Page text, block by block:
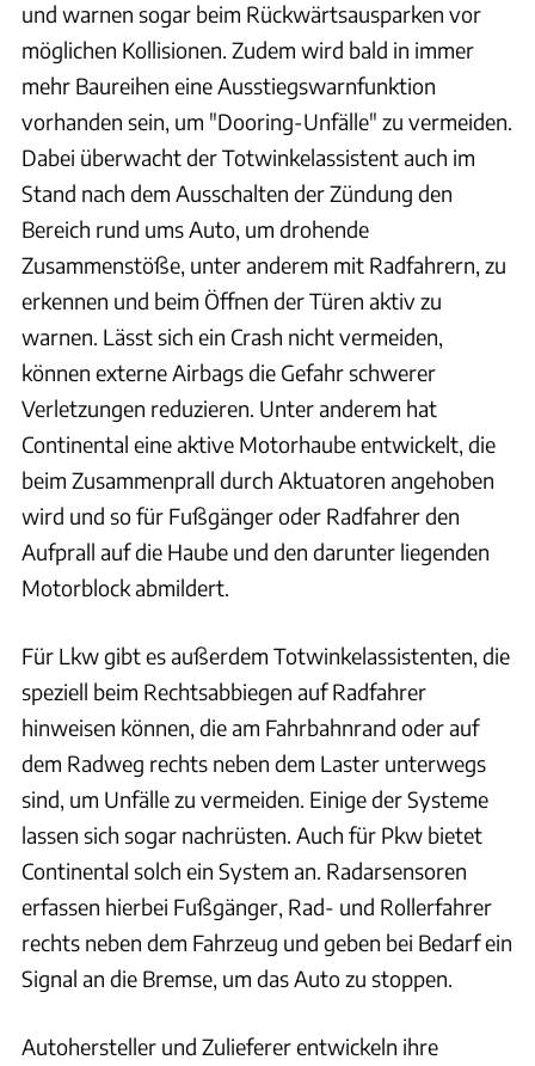
und warnen sogar beim Rückwärtsausparken vor
möglichen Kollisionen. Zudem wird bald in immer
mehr Baureihen eine Ausstiegswarnfunktion
vorhanden sein, um "Dooring-Unfälle" zu vermeiden.
Dabei überwacht der Totwinkelassistent auch im
Stand nach dem Ausschalten der Zündung den
Bereich rund ums Auto, um drohende
Zusammenstöße, unter anderem mit Radfahrern, zu
erkennen und beim Öffnen der Türen aktiv zu
warnen. Lässt sich ein Crash nicht vermeiden,
können externe Airbags die Gefahr schwerer
Verletzungen reduzieren. Unter anderem hat
Continental eine aktive Motorhaube entwickelt, die
beim Zusammenprall durch Aktuatoren angehoben
wird und so für Fußgänger oder Radfahrer den
Aufprall auf die Haube und den darunter liegenden
Motorblock abmildert.
Für Lkw gibt es außerdem Totwinkelassistenten, die
speziell beim Rechtsabbiegen auf Radfahrer
hinweisen können, die am Fahrbahnrand oder auf
dem Radweg rechts neben dem Laster unterwegs
sind, um Unfälle zu vermeiden. Einige der Systeme
lassen sich sogar nachrüsten. Auch für Pkw bietet
Continental solch ein System an. Radarsensoren
erfassen hierbei Fußgänger, Rad- und Rollerfahrer
rechts neben dem Fahrzeug und geben bei Bedarf ein
Signal an die Bremse, um das Auto zu stoppen.
Autohersteller und Zulieferer entwickeln ihre